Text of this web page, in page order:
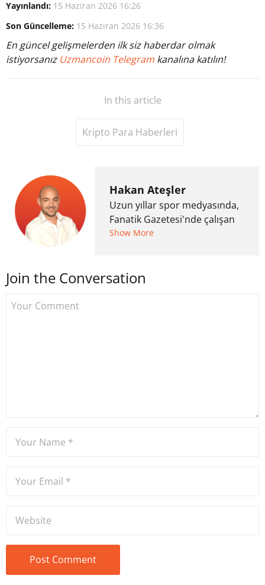
Yayınlandı: 15 Haziran 2026 16:26
Son Güncelleme: 15 Haziran 2026 16:36
En güncel gelişmelerden ilk siz haberdar olmak
istiyorsanız Uzmancoin Telegram kanalına katılın!
In this article
Kripto Para Haberleri
Hakan Ateşler
Uzun yıllar spor medyasında,
Fanatik Gazetesi'nde çalışan
Hakan Ateşler, 2020 yılında
Uzmancoin bünyesinde
Show More
Join the Conversation